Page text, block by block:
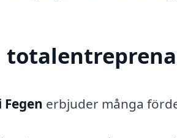
erbjuder många